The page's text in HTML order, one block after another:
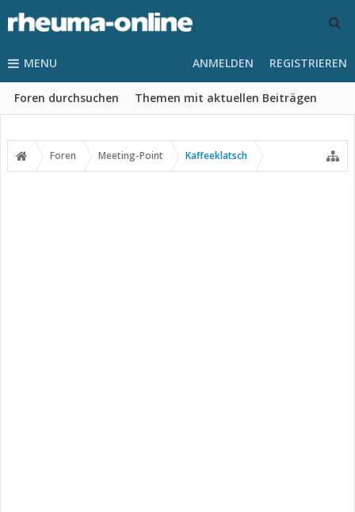
MENU
Foren durchsuchen Themen mit aktuellen Beiträgen
ANMELDEN REGISTRIEREN
Foren Meeting-Point Kaffeeklatsch